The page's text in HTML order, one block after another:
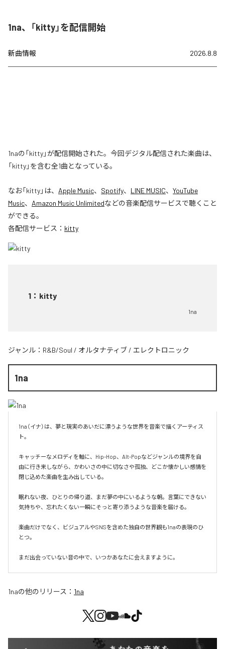
1na、「kitty」を配信開始
新曲情報 2026.8.8
1naの「kitty」が配信開始された。今回デジタル配信された楽曲は、
「kitty」を含む全1曲となっている。
なお「kitty」は、 Apple Music、 Spotify、 LINE MUSIC、 YouTube
Music、 Amazon Music Unlimitedなどの音楽配信サービスで聴くこと
ができる。
各配信サービス： kitty
1 ： kitty
1na
ジャンル： R&B/Soul / オルタナティブ / エレクトロニック
1na
1na（イナ）は、夢と現実のあいだに漂うような世界を音楽で描くアーティス
ト。
キャッチーなメロディを軸に、Hip-Hop、Alt-Popなどジャンルの境界を自
由に行き来しながら、かわいさの中に切なさや孤独、どこか懐かしい感情を
閉じ込めた楽曲を生み出している。
眠れない夜、ひとりの帰り道、まだ夢の中にいるような朝。言葉にできない
気持ちや、忘れたくない一瞬にそっと寄り添うような音楽を届ける。
楽曲だけでなく、ビジュアルやSNSを含めた独自の世界観も1naの表現のひ
とつ。
まだ出会っていない音の中で、いつかあなたに会えますように。
1naの他のリリース： 1na